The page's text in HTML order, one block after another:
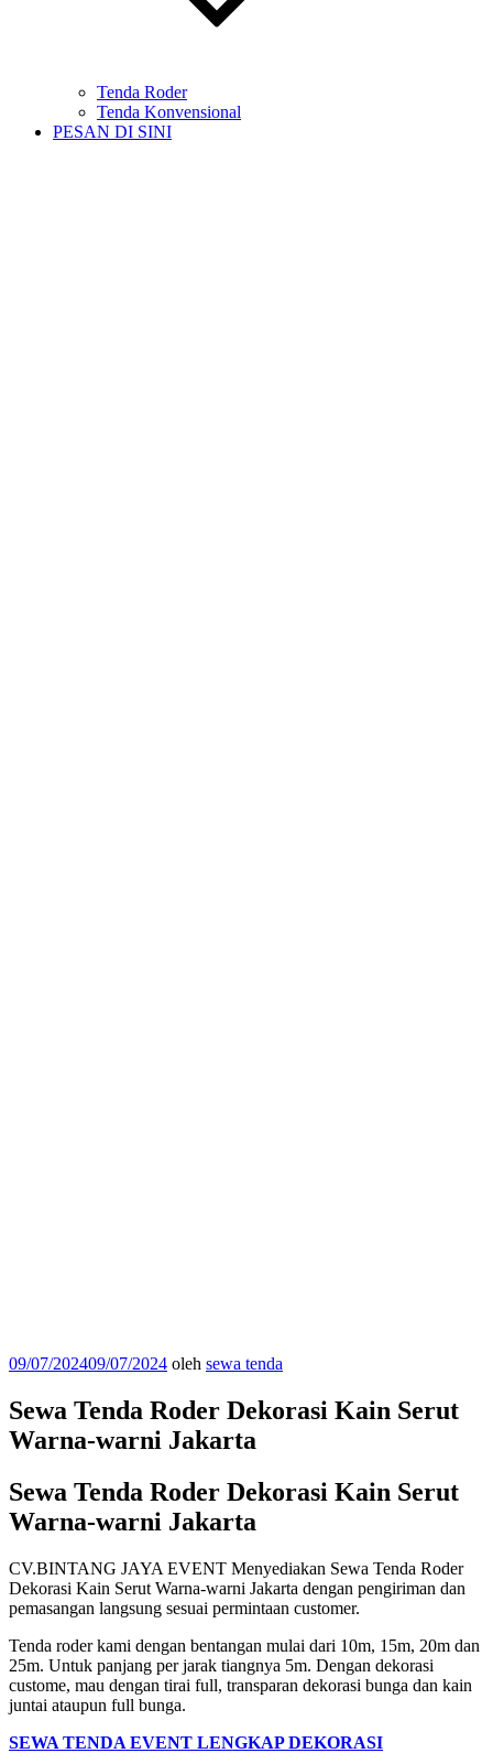
Tenda Roder
Tenda Konvensional
PESAN DI SINI
Diposkan
09/07/202409/07/2024 oleh sewa tenda
Sewa Tenda Roder Dekorasi Kain Serut
Warna-warni Jakarta
Sewa Tenda Roder Dekorasi Kain Serut
Warna-warni Jakarta
CV.BINTANG JAYA EVENT Menyediakan Sewa Tenda Roder
Dekorasi Kain Serut Warna-warni Jakarta dengan pengiriman dan
pemasangan langsung sesuai permintaan customer.
Tenda roder kami dengan bentangan mulai dari 10m, 15m, 20m dan
25m. Untuk panjang per jarak tiangnya 5m. Dengan dekorasi
custome, mau dengan tirai full, transparan dekorasi bunga dan kain
juntai ataupun full bunga.
SEWA TENDA EVENT LENGKAP DEKORASI